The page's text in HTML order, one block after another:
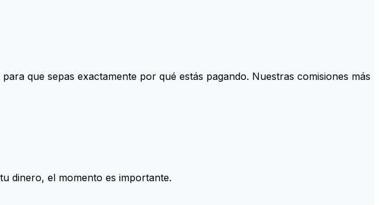
que sepas exactamente por qué estás pagando. Nuestras comisiones más
dinero, el momento es importante.